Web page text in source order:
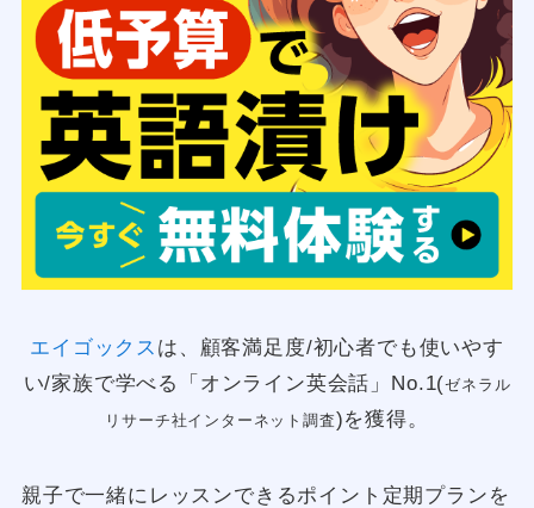
エイゴックス は、顧客満足度/初心者でも使いやす
い/家族で学べる「オンライン英会話」No.1(ゼネラル
リサーチ社インターネット調査)を獲得。
親子で一緒にレッスンできるポイント定期プランを